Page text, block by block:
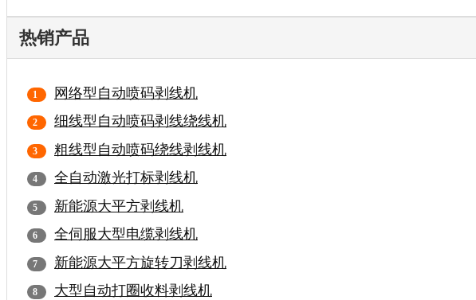
热销产品
网络型自动喷码剥线机
细线型自动喷码剥线绕线机
粗线型自动喷码绕线剥线机
全自动激光打标剥线机
新能源大平方剥线机
全伺服大型电缆剥线机
新能源大平方旋转刀剥线机
大型自动打圈收料剥线机